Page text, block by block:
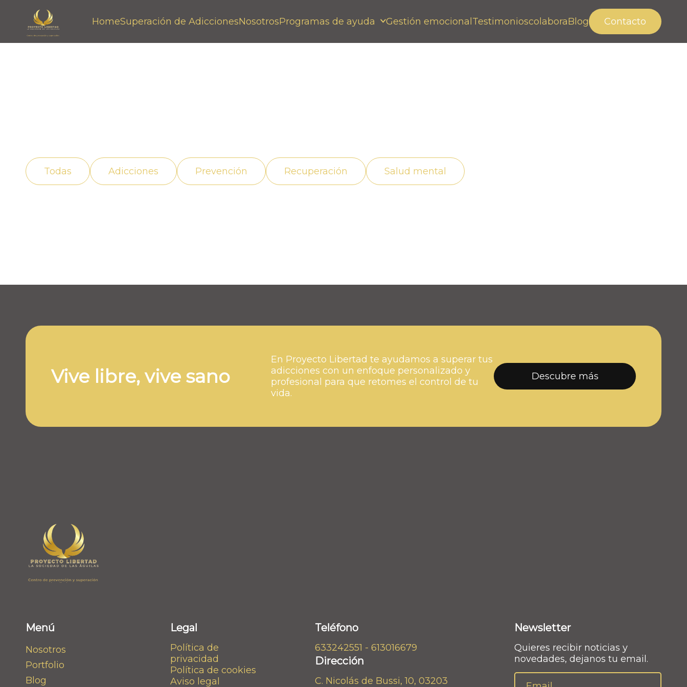
HomeSuperación de AdiccionesNosotrosProgramas de ayuda Gestión emocional TestimonioscolaboraBlog Contacto
Todas Adicciones Prevención Recuperación Salud mental
Vive libre, vive sano
En Proyecto Libertad te ayudamos a superar tus
adicciones con un enfoque personalizado y
profesional para que retomes el control de tu
vida.
Descubre más
Menú
Nosotros
Portfolio
Blog
Legal
Política de
privacidad
Política de cookies
Aviso legal
Teléfono
633242551 - 613016679
Dirección
C. Nicolás de Bussi, 10, 03203
Newsletter
Quieres recibir noticias y
novedades, dejanos tu email.